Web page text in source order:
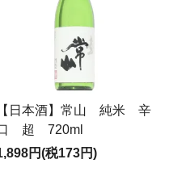
【日本酒】常山 純米 辛
超 720ml
円(税173円)